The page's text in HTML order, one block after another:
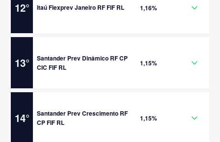
12° Itaú Flexprev Janeiro RF FIF RL 1,16%
13°
Santander Prev Dinâmico RF CP
CIC FIF RL
1,15%
14°
Santander Prev Crescimento RF
CP FIF RL
1,15%